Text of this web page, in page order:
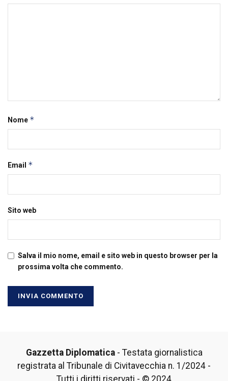
Nome *
Email *
Sito web
Salva il mio nome, email e sito web in questo browser per la
prossima volta che commento.
Gazzetta Diplomatica- Testata giornalistica
registrata al Tribunale di Civitavecchia n. 1/2024 -